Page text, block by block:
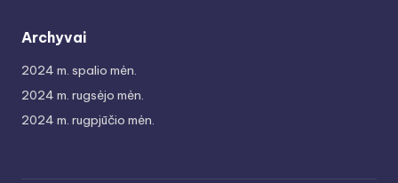
Archyvai
2024 m. spalio mėn.
2024 m. rugsėjo mėn.
2024 m. rugpjūčio mėn.